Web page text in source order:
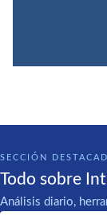
SECCIÓN
Todo sobre
Análisis diario,